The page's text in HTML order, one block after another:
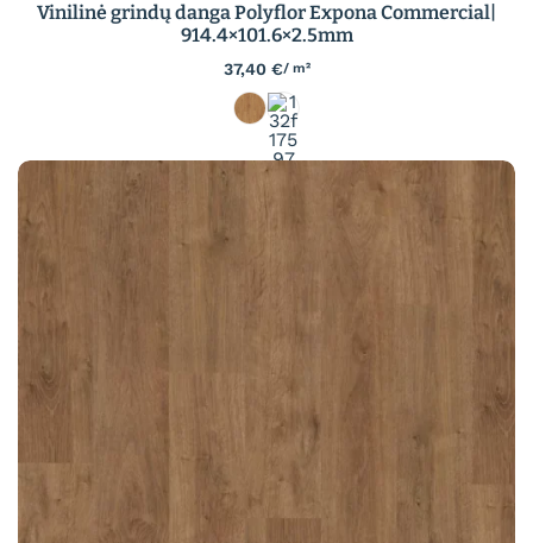
Vinilinė grindų danga Polyflor Expona Commercial|
914.4×101.6×2.5mm
37,40 €/ m²